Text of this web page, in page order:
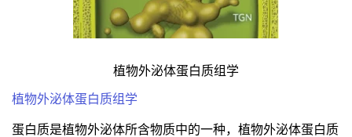
植物外泌体蛋白质组学
植物外泌体蛋白质组学
蛋白质是植物外泌体所含物质中的一种，植物外泌体蛋白质